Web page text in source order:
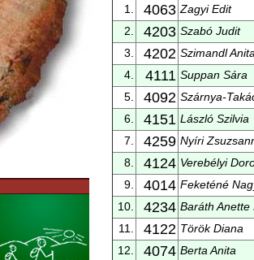
1. 4063 Zagyi Edit
2.
4203 Szabó Judit
3.
4202 Szimandl
4.
4111 Suppan Sára
5.
4092 Szárnya-
6.
4151 László Szilvia
7.
4259 Nyíri
8.
4124 Verebélyi
9.
4014 Feketéné
10.
4234 Baráth Anette
11.
4122 Török Diana
12.
4074 Berta Anita